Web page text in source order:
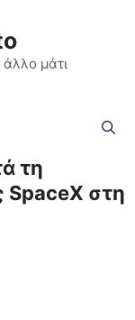
άλλο μάτι
τη
SpaceX στη